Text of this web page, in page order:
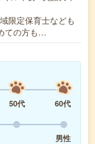
限定保育士なども
ての方も…
50代
60代
男性